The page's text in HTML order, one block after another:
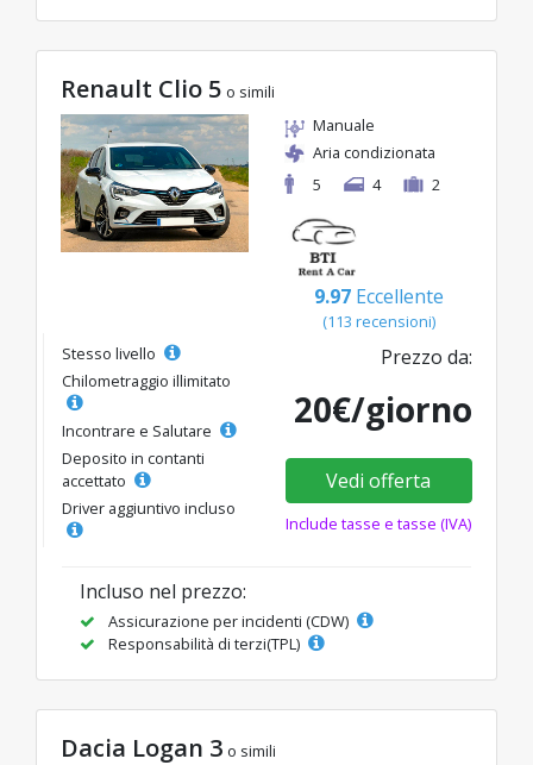
Renault Clio 5 o simili
Manuale
Aria condizionata
5
4 2
9.97 Eccellente
(113 recensioni)
Stesso livello
Chilometraggio illimitato
Incontrare e Salutare
Deposito in contanti
accettato
Driver aggiuntivo incluso
Prezzo da:
20€/giorno
Vedi offerta
Include tasse e tasse (IVA)
Incluso nel prezzo:
Assicurazione per incidenti (CDW)
Responsabilità di terzi(TPL)
Dacia Logan 3 o simili